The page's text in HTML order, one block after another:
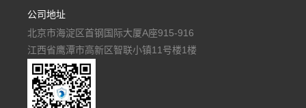
手持式防御设备
便携式防御设备
车载式防御设备
多级防御反无阵地
媒体报道
公司简介
人才招聘
公司地址
北京市海淀区首钢国际大厦A座915-916
江西省鹰潭市高新区智联小镇11号楼1楼